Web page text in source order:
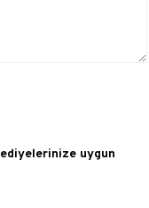
uygun